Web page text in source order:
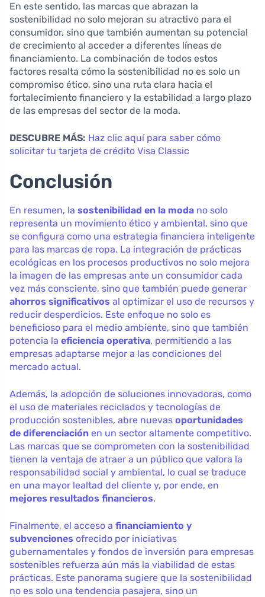
En este sentido, las marcas que abrazan la
sostenibilidad no solo mejoran su atractivo para el
consumidor, sino que también aumentan su potencial
de crecimiento al acceder a diferentes líneas de
financiamiento. La combinación de todos estos
factores resalta cómo la sostenibilidad no es solo un
compromiso ético, sino una ruta clara hacia el
fortalecimiento financiero y la estabilidad a largo plazo
de las empresas del sector de la moda.
DESCUBRE MÁS: Haz clic aquí para saber cómo
solicitar tu tarjeta de crédito Visa Classic
Conclusión
En resumen, la sostenibilidad en la moda no solo
representa un movimiento ético y ambiental, sino que
se configura como una estrategia financiera inteligente
para las marcas de ropa. La integración de prácticas
ecológicas en los procesos productivos no solo mejora
la imagen de las empresas ante un consumidor cada
vez más consciente, sino que también puede generar
ahorros significativos al optimizar el uso de recursos y
reducir desperdicios. Este enfoque no solo es
beneficioso para el medio ambiente, sino que también
potencia la eficiencia operativa, permitiendo a las
empresas adaptarse mejor a las condiciones del
mercado actual.
Además, la adopción de soluciones innovadoras, como
el uso de materiales reciclados y tecnologías de
producción sostenibles, abre nuevas oportunidades
de diferenciación en un sector altamente competitivo.
Las marcas que se comprometen con la sostenibilidad
tienen la ventaja de atraer a un público que valora la
responsabilidad social y ambiental, lo cual se traduce
en una mayor lealtad del cliente y, por ende, en
mejores resultados financieros.
Finalmente, el acceso a financiamiento y
subvenciones ofrecido por iniciativas
gubernamentales y fondos de inversión para empresas
sostenibles refuerza aún más la viabilidad de estas
prácticas. Este panorama sugiere que la sostenibilidad
no es solo una tendencia pasajera, sino un